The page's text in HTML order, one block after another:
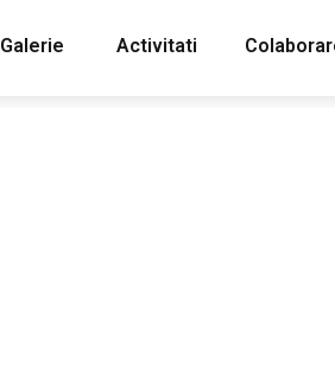
Galerie ‎ ‎Activitati‎
‎Acasa Galerie ‎ ‎Activitati‎